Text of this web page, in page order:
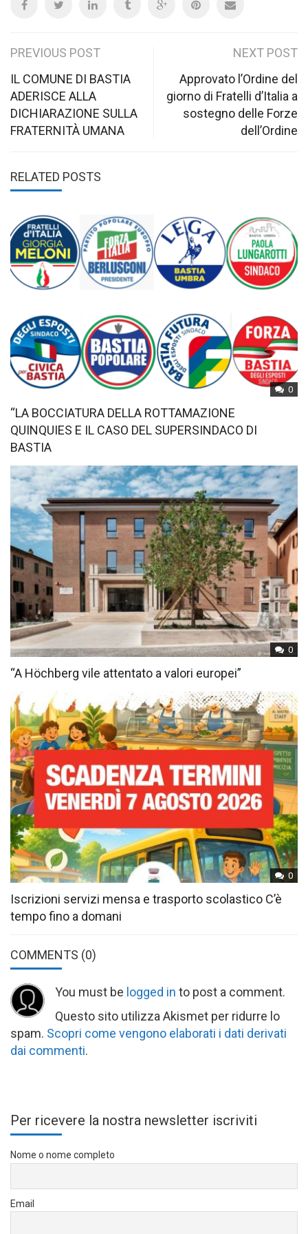
Post
navigation
PREVIOUS POST
IL COMUNE DI BASTIA
ADERISCE ALLA
DICHIARAZIONE SULLA
FRATERNITÀ UMANA
NEXT POST
Approvato l’Ordine del
giorno di Fratelli d’Italia a
sostegno delle Forze
dell’Ordine
RELATED POSTS
0
“LA BOCCIATURA DELLA ROTTAMAZIONE
QUINQUIES E IL CASO DEL SUPERSINDACO DI
BASTIA
0
“A Höchberg vile attentato a valori europei”
0
Iscrizioni servizi mensa e trasporto scolastico C’è
tempo fino a domani
COMMENTS (0)
You must be logged in to post a comment.
Questo sito utilizza Akismet per ridurre lo
spam. Scopri come vengono elaborati i dati derivati
dai commenti.
Per ricevere la nostra newsletter iscriviti
Nome o nome completo
Email